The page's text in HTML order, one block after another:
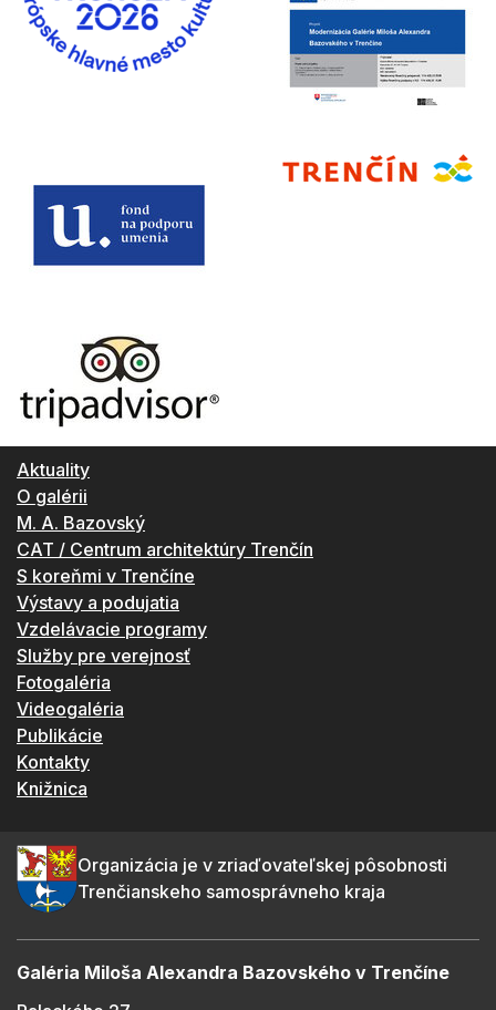
Aktuality
O galérii
M. A. Bazovský
CAT / Centrum architektúry Trenčín
S koreňmi v Trenčíne
Výstavy a podujatia
Vzdelávacie programy
Služby pre verejnosť
Fotogaléria
Videogaléria
Publikácie
Kontakty
Knižnica
Organizácia je v zriaďovateľskej pôsobnosti
Trenčianskeho samosprávneho kraja
Galéria Miloša Alexandra Bazovského v Trenčíne